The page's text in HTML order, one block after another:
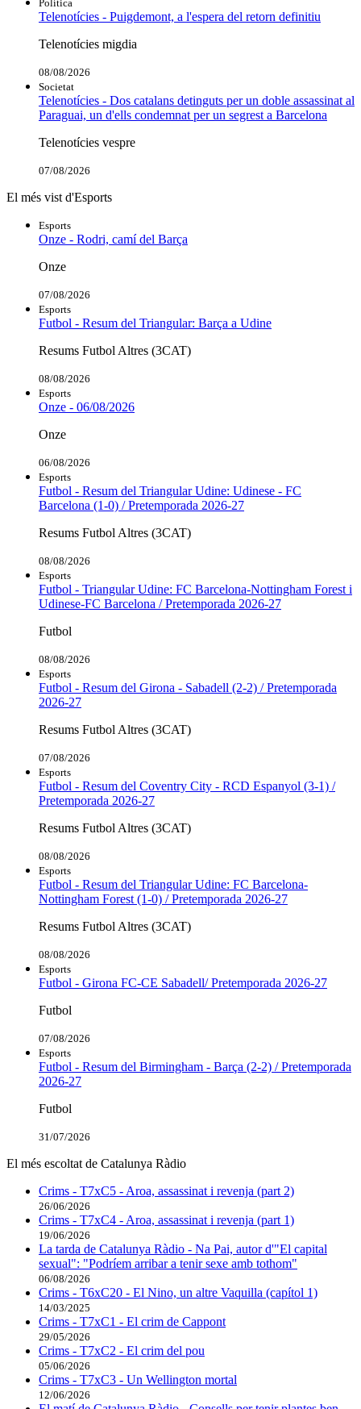
Política
Telenotícies - Puigdemont, a l'espera del retorn definitiu
Telenotícies migdia
08/08/2026
Societat
Telenotícies - Dos catalans detinguts per un doble assassinat al
Paraguai, un d'ells condemnat per un segrest a Barcelona
Telenotícies vespre
07/08/2026
El més vist d'Esports
Esports
Onze - Rodri, camí del Barça
Onze
07/08/2026
Esports
Futbol - Resum del Triangular: Barça a Udine
Resums Futbol Altres (3CAT)
08/08/2026
Esports
Onze - 06/08/2026
Onze
06/08/2026
Esports
Futbol - Resum del Triangular Udine: Udinese - FC
Barcelona (1-0) / Pretemporada 2026-27
Resums Futbol Altres (3CAT)
08/08/2026
Esports
Futbol - Triangular Udine: FC Barcelona-Nottingham Forest i
Udinese-FC Barcelona / Pretemporada 2026-27
Futbol
08/08/2026
Esports
Futbol - Resum del Girona - Sabadell (2-2) / Pretemporada
2026-27
Resums Futbol Altres (3CAT)
07/08/2026
Esports
Futbol - Resum del Coventry City - RCD Espanyol (3-1) /
Pretemporada 2026-27
Resums Futbol Altres (3CAT)
08/08/2026
Esports
Futbol - Resum del Triangular Udine: FC Barcelona-
Nottingham Forest (1-0) / Pretemporada 2026-27
Resums Futbol Altres (3CAT)
08/08/2026
Esports
Futbol - Girona FC-CE Sabadell/ Pretemporada 2026-27
Futbol
07/08/2026
Esports
Futbol - Resum del Birmingham - Barça (2-2) / Pretemporada
2026-27
Futbol
31/07/2026
El més escoltat de Catalunya Ràdio
Crims - T7xC5 - Aroa, assassinat i revenja (part 2)
26/06/2026
Crims - T7xC4 - Aroa, assassinat i revenja (part 1)
19/06/2026
La tarda de Catalunya Ràdio - Na Pai, autor d'"El capital
sexual": "Podríem arribar a tenir sexe amb tothom"
06/08/2026
Crims - T6xC20 - El Nino, un altre Vaquilla (capítol 1)
14/03/2025
Crims - T7xC1 - El crim de Cappont
29/05/2026
Crims - T7xC2 - El crim del pou
05/06/2026
Crims - T7xC3 - Un Wellington mortal
12/06/2026